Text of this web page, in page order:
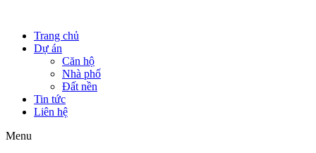
Trang chủ
Dự án
Căn hộ
Nhà phố
Đất nền
Tin tức
Liên hệ
Menu